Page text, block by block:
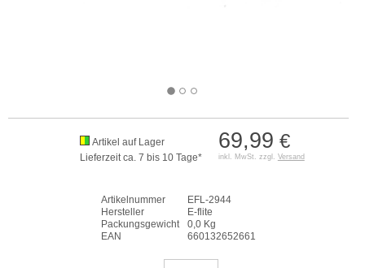
69,99 €
inkl. MwSt. zzgl. Versand
Artikel auf Lager
Lieferzeit ca. 7 bis 10 Tage*
Artikelnummer
EFL-2944
Hersteller
E-flite
Packungsgewicht
0,0 Kg
EAN
660132652661